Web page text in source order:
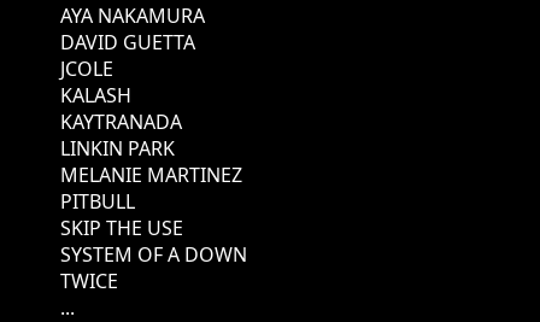
AYA NAKAMURA
DAVID GUETTA
JCOLE
KALASH
KAYTRANADA
LINKIN PARK
MELANIE MARTINEZ
PITBULL
SKIP THE USE
SYSTEM OF A DOWN
TWICE
...